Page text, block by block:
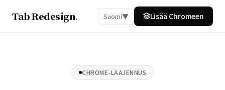
Tab Redesign. Suomi▼ Lisää Chromeen
CHROME-LAAJENNUS